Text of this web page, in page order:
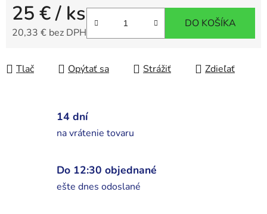
25 €/ ks
20,33 € bez DPH
DO KOŠÍKA
Tlač Opýtať sa Strážiť Zdieľať
14 dní
na vrátenie tovaru
Do 12:30 objednané
ešte dnes odoslané